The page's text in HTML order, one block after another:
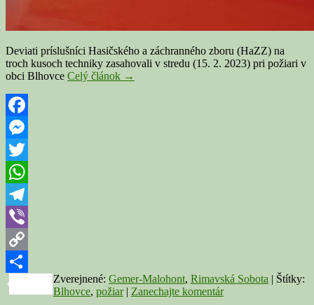
Deviati príslušníci Hasičského a záchranného zboru (HaZZ) na
troch kusoch techniky zasahovali v stredu (15. 2. 2023) pri požiari v
obci Blhovce Celý článok BLHOVCE:
→
Facebook
Messenger
Twitter
WhatsApp
Telegram
Viber
Copy
Link
Share
Zverejnené: Gemer-Malohont, Rimavská Sobota | Štítky:
Blhovce, požiar | Zanechajte komentár